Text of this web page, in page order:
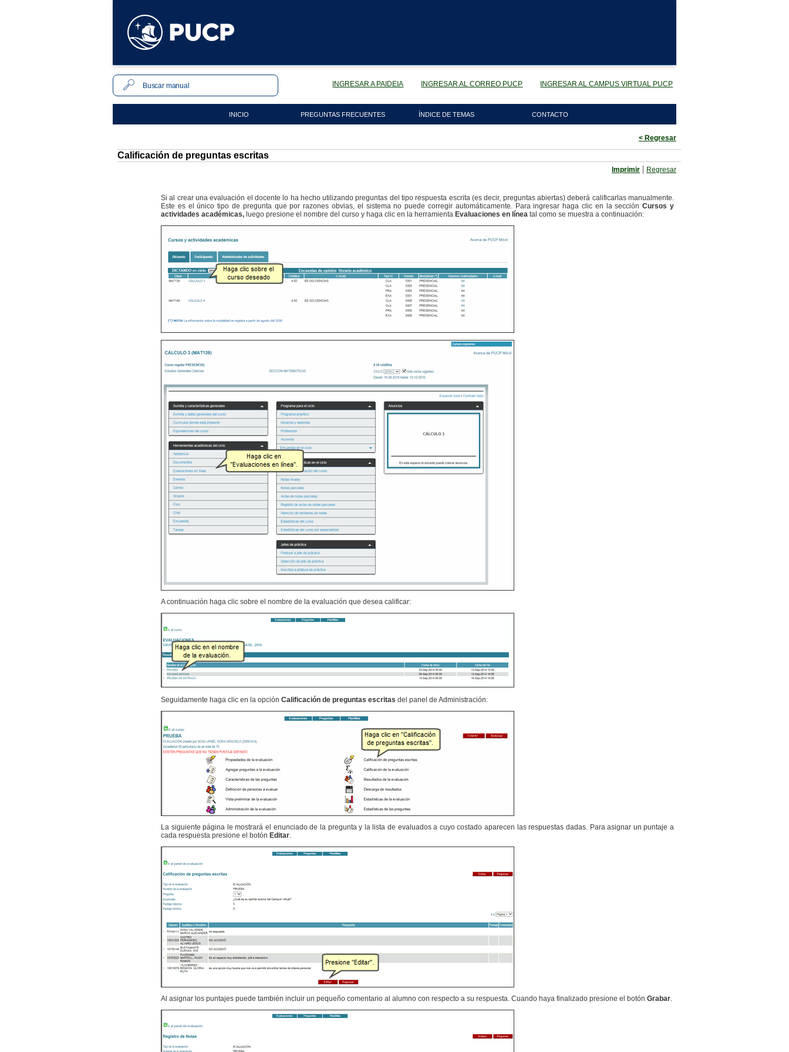
INGRESAR A PAIDEIA INGRESAR AL CORREO PUCP INGRESAR AL CAMPUS VIRTUAL PUCP
INICIO PREGUNTAS FRECUENTES ÍNDICE DE TEMAS CONTACTO
< Regresar
Calificación de preguntas escritas
Imprimir | Regresar
Si al crear una evaluación el docente lo ha hecho utilizando preguntas del tipo respuesta escrita (es decir, preguntas abiertas) deberá calificarlas manualmente.
Este es el único tipo de pregunta que por razones obvias, el sistema no puede corregir automáticamente. Para ingresar haga clic en la secciónCursos y
actividades académicas, luego presione el nombre del curso y haga clic en la herramienta Evaluaciones en línea tal como se muestra a continuación:
A continuación haga clic sobre el nombre de la evaluación que desea calificar:
Seguidamente haga clic en la opción Calificación de preguntas escritas del panel de Administración:
La siguiente página le mostrará el enunciado de la pregunta y la lista de evaluados a cuyo costado aparecen las respuestas dadas. Para asignar un puntaje a
cada respuesta presione el botón Editar.
Al asignar los puntajes puede también incluir un pequeño comentario al alumno con respecto a su respuesta. Cuando haya finalizado presione el botón Grabar.